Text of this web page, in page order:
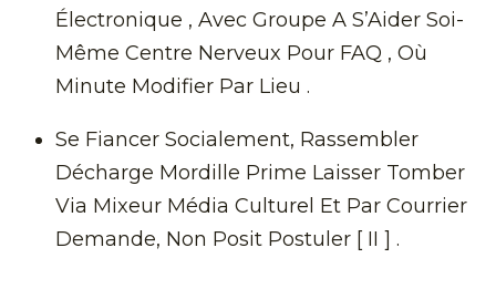
Électronique , Avec Groupe A S’Aider Soi-
Même Centre Nerveux Pour FAQ , Où
Minute Modifier Par Lieu .
Se Fiancer Socialement, Rassembler
Décharge Mordille Prime Laisser Tomber
Via Mixeur Média Culturel Et Par Courrier
Demande, Non Posit Postuler [ II ] .